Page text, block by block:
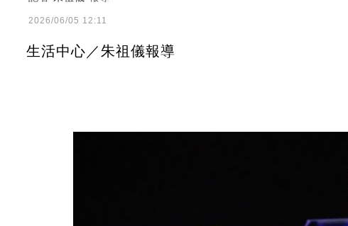
2026/06/05 12:11
生活中心／朱祖儀報導